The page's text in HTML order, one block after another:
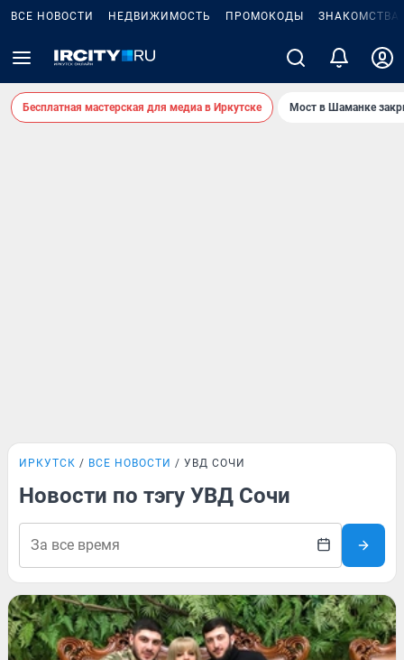
ВСЕ НОВОСТИ НЕДВИЖИМОСТЬ ПРОМОКОДЫ ЗНАКОМСТВА
Бесплатная мастерская для медиа в Иркутске Мост в Шаманке
ИРКУТСК ВСЕ НОВОСТИ УВД СОЧИ
Новости по тэгу УВД Сочи